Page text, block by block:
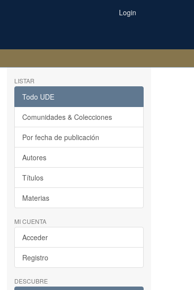
Login
LISTAR
Todo UDE
Comunidades & Colecciones
Por fecha de publicación
Autores
Títulos
Materias
MI CUENTA
Acceder
Registro
DESCUBRE